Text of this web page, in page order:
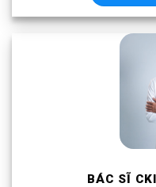
BÁC SĨ